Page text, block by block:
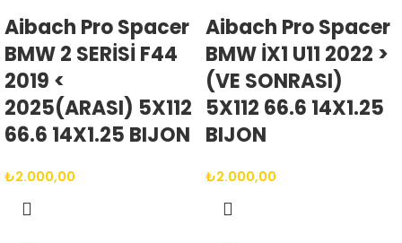
Aibach Pro Spacer
BMW 2 SERİSİ F44
2019 <
2025(ARASI) 5X112
66.6 14X1.25 BIJON
₺2.000,00
Aibach Pro Spacer
BMW İX1 U11 2022 >
(VE SONRASI)
5X112 66.6 14X1.25
BIJON
₺2.000,00